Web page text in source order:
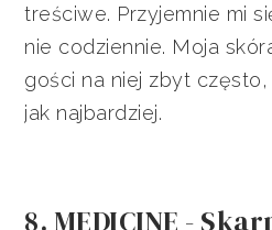
treściwe. Przyjemnie mi
nie codziennie. Moja
gości na niej zbyt
jak najbardziej.
8. MEDICINE -